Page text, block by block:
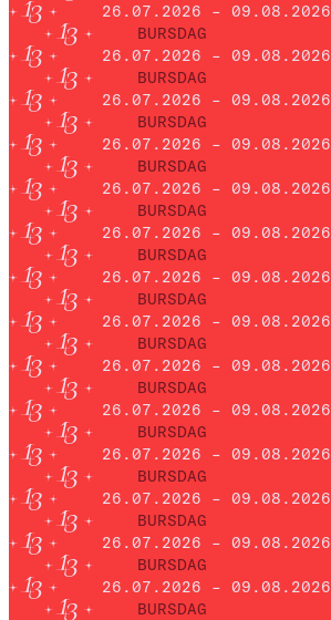
26.07.2026 – 09.08.2026
BURSDAG
26.07.2026 – 09.08.2026
BURSDAG
26.07.2026 – 09.08.2026
BURSDAG
26.07.2026 – 09.08.2026
BURSDAG
26.07.2026 – 09.08.2026
BURSDAG
26.07.2026 – 09.08.2026
BURSDAG
26.07.2026 – 09.08.2026
BURSDAG
26.07.2026 – 09.08.2026
BURSDAG
26.07.2026 – 09.08.2026
BURSDAG
26.07.2026 – 09.08.2026
BURSDAG
26.07.2026 – 09.08.2026
BURSDAG
26.07.2026 – 09.08.2026
BURSDAG
26.07.2026 – 09.08.2026
BURSDAG
26.07.2026 – 09.08.2026
BURSDAG